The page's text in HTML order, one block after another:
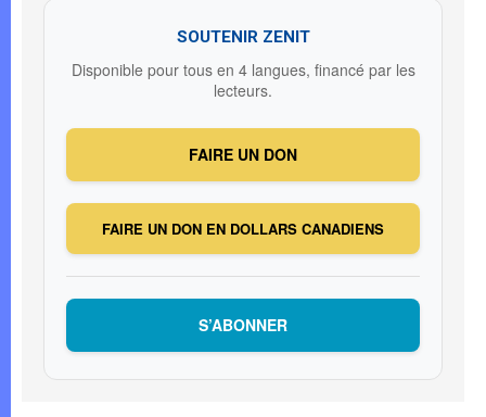
SOUTENIR ZENIT
Disponible pour tous en 4 langues, financé par les
lecteurs.
FAIRE UN DON
FAIRE UN DON EN DOLLARS CANADIENS
S’ABONNER